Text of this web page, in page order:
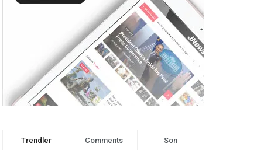
Trendler Comments Son